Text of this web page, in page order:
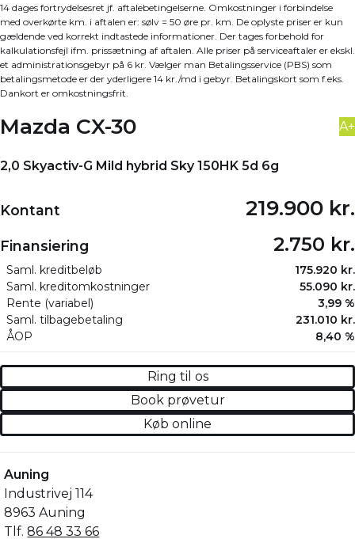
14 dages fortrydelsesret jf. aftalebetingelserne. Omkostninger i forbindelse
med overkørte km. i aftalen er: sølv = 50 øre pr. km. De oplyste priser er kun
gældende ved korrekt indtastede informationer. Der tages forbehold for
kalkulationsfejl ifm. prissætning af aftalen. Alle priser på serviceaftaler er ekskl.
et administrationsgebyr på 6 kr. Vælger man Betalingsservice (PBS) som
betalingsmetode er der yderligere 14 kr./md i gebyr. Betalingskort som f.eks.
Dankort er omkostningsfrit.
Mazda CX-30
2,0 Skyactiv-G Mild hybrid Sky 150HK 5d 6g
A+
Kontant 219.900 kr.
Finansiering 2.750 kr.
Saml. kreditbeløb
175.920 kr.
Saml. kreditomkostninger
55.090 kr.
Rente (variabel)
3,99 %
Saml. tilbagebetaling
231.010 kr.
ÅOP
8,40 %
Ring til os
Book prøvetur
Køb online
Auning
Industrivej 114
8963 Auning
Tlf.86 48 33 66